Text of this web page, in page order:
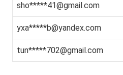
sho*****41@gmail.com
yxa*****b@yandex.com
tun*****702@gmail.com